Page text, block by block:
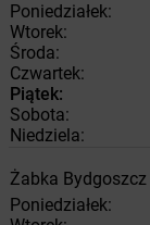
Poniedziałek:
Wtorek:
Środa:
Czwartek:
Piątek:
Sobota:
Niedziela:
Żabka Bydgoszcz
Poniedziałek: